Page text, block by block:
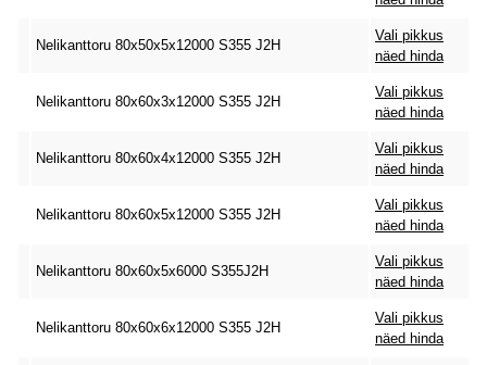
Nelikanttoru 80x50x5x12000 S355 J2H
Vali pikkus
näed hinda
Nelikanttoru 80x60x3x12000 S355 J2H
Vali pikkus
näed hinda
Nelikanttoru 80x60x4x12000 S355 J2H
Vali pikkus
näed hinda
Nelikanttoru 80x60x5x12000 S355 J2H
Vali pikkus
näed hinda
Nelikanttoru 80x60x5x6000 S355J2H
Vali pikkus
näed hinda
Nelikanttoru 80x60x6x12000 S355 J2H
Vali pikkus
näed hinda